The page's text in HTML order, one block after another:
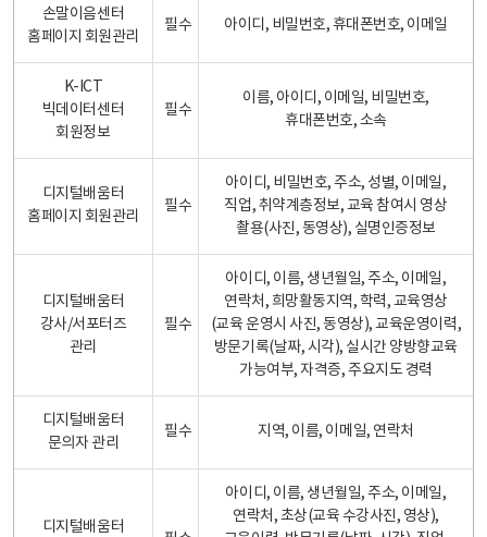
손말이음센터
홈페이지 회원관리
필수 아이디, 비밀번호, 휴대폰번호, 이메일
K-ICT
빅데이터센터
회원정보
필수
이름, 아이디, 이메일, 비밀번호,
휴대폰번호, 소속
디지털배움터
홈페이지 회원관리
필수
아이디, 비밀번호, 주소, 성별, 이메일,
직업, 취약계층정보, 교육 참여시 영상
촬용(사진, 동영상), 실명인증정보
디지털배움터
강사/서포터즈
관리
필수
아이디, 이름, 생년월일, 주소, 이메일,
연락처, 희망활동지역, 학력, 교육영상
(교육 운영시 사진, 동영상), 교육운영이력,
방문기록(날짜, 시각), 실시간 양방향교육
가능여부, 자격증, 주요지도 경력
디지털배움터
문의자 관리
필수 지역, 이름, 이메일, 연락처
디지털배움터
아이디, 이름, 생년월일, 주소, 이메일,
연락처, 초상(교육 수강사진, 영상),